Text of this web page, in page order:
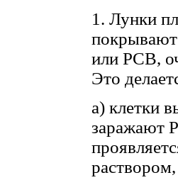
1. Лунки
или РСВ,
Это
а) клетки
заражают